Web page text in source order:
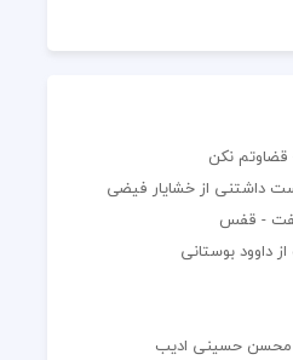
قضاوتم نکن
داشتنی از خشایار فیضی
- قفس
داوود بوستانی
محسن حسینی ادیب